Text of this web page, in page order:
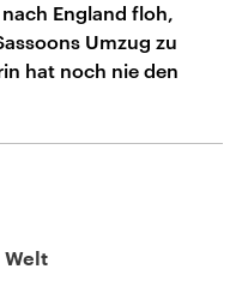
England floh,
Umzug zu
hat noch nie den
Welt